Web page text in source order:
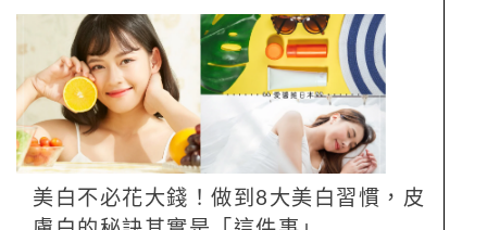
美白不必花大錢！做到8大美白習慣，皮